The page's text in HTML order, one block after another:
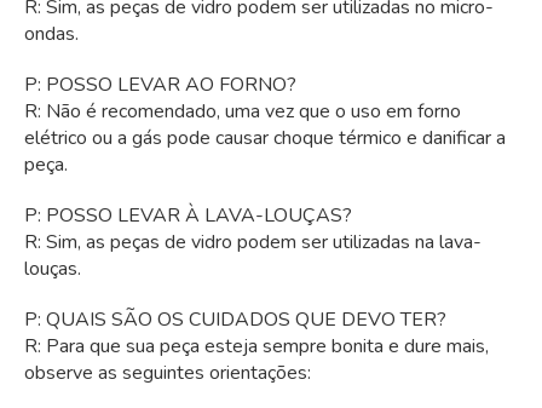
R: Sim, as peças de vidro podem ser utilizadas no micro-
ondas.
P: POSSO LEVAR AO FORNO?
R: Não é recomendado, uma vez que o uso em forno
elétrico ou a gás pode causar choque térmico e danificar a
peça.
P: POSSO LEVAR À LAVA-LOUÇAS?
R: Sim, as peças de vidro podem ser utilizadas na lava-
louças.
P: QUAIS SÃO OS CUIDADOS QUE DEVO TER?
R: Para que sua peça esteja sempre bonita e dure mais,
observe as seguintes orientações: